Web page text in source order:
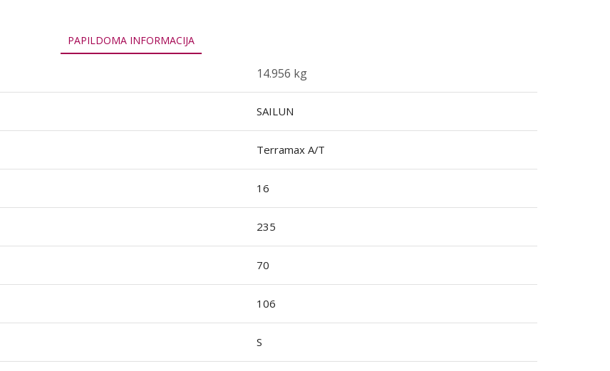
PAPILDOMA INFORMACIJA
14.956 kg
SAILUN
Terramax A/T
16
235
70
106
S